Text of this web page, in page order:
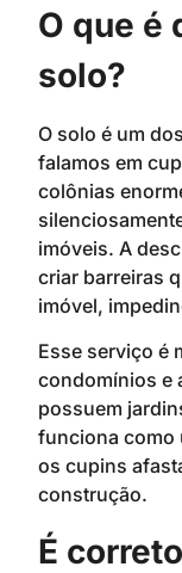
O que é
solo?
O solo é um
falamos em
colônias
imóveis. A
criar barreiras
imóvel,
Esse serviço é
condomínios e
possuem
funciona como
os cupins
construção.
É